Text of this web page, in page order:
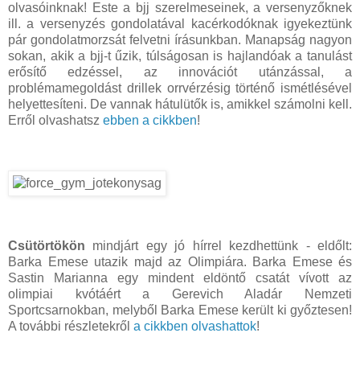
olvasóinknak! Este a bjj szerelmeseinek, a versenyzőknek
ill. a versenyzés gondolatával kacérkodóknak igyekeztünk
pár gondolatmorzsát felvetni írásunkban. Manapság nagyon
sokan, akik a bjj-t űzik, túlságosan is hajlandóak a tanulást
erősítő edzéssel, az innovációt utánzással, a
problémamegoldást drillek orrvérzésig történő ismétlésével
helyettesíteni. De vannak hátulütők is, amikkel számolni kell.
Erről olvashatsz ebben a cikkben!
Csütörtökön mindjárt egy jó hírrel kezdhettünk - eldőlt:
Barka Emese utazik majd az Olimpiára. Barka Emese és
Sastin Marianna egy mindent eldöntő csatát vívott az
olimpiai kvótáért a Gerevich Aladár Nemzeti
Sportcsarnokban, melyből Barka Emese került ki győztesen!
A további részletekről a cikkben olvashattok!